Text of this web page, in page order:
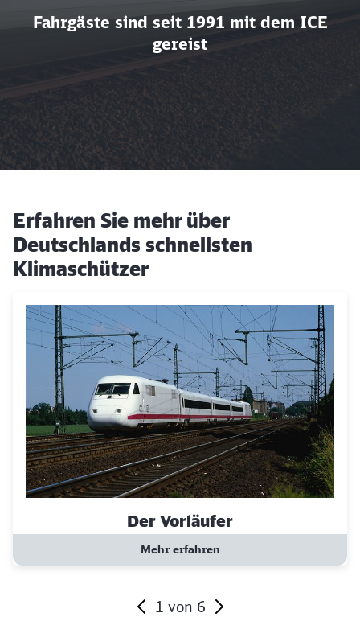
Fahrgäste sind seit 1991 mit dem ICE
gereist
Erfahren Sie mehr über
Deutschlands schnellsten
Klimaschützer
Klicken, um den folgenden Slider zu überspringen
Der Vorläufer
Mehr erfahren
1 von 6
Möchten Sie zuweitergeleitet
werden?